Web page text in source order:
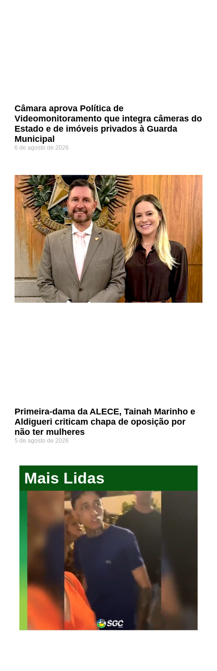
Câmara aprova Política de
Videomonitoramento que integra câmeras do
Estado e de imóveis privados à Guarda
Municipal
6 de agosto de 2026
Primeira-dama da ALECE, Tainah Marinho e
Aldigueri criticam chapa de oposição por
não ter mulheres
5 de agosto de 2026
Mais Lidas